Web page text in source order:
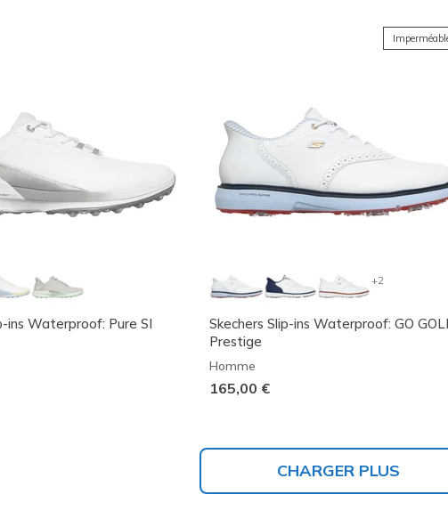
ins Waterproof: Pure SI
+2
Skechers Slip-ins Waterproof: GO
Prestige
Homme
165,00 €
CHARGER PLUS